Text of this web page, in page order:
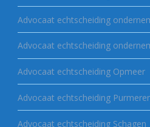
Advocaat echtscheiding
Advocaat echtscheiding
Advocaat echtscheiding Opmeer
Advocaat echtscheiding
Advocaat echtscheiding Schagen